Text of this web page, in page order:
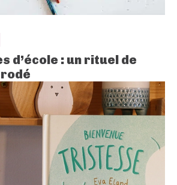
d’école : un rituel de